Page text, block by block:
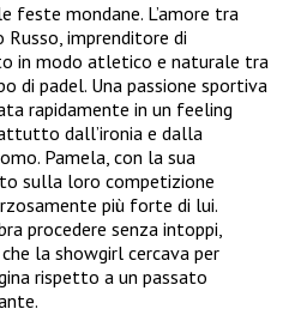
feste mondane. L’amore tra
Russo, imprenditore di
in modo atletico e naturale tra
di padel. Una passione sportiva
rapidamente in un feeling
dall’ironia e dalla
Pamela, con la sua
sulla loro competizione
più forte di lui.
procedere senza intoppi,
la showgirl cercava per
rispetto a un passato